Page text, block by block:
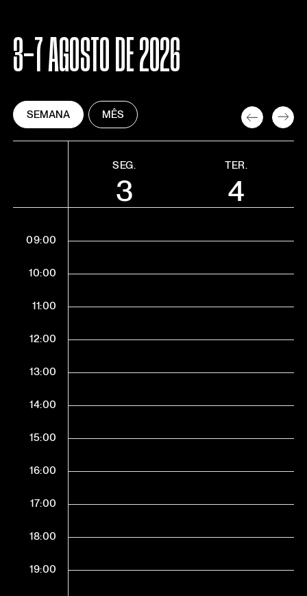
3-7 AGOSTO DE 2026
SEMANA MÊS
SEG.
3
TER.
4
09:00
10:00
11:00
12:00
13:00
14:00
15:00
16:00
17:00
18:00
19:00